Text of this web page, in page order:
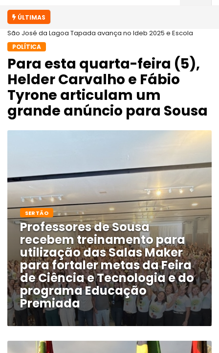
ÚLTIMAS
São José da Lagoa Tapada avança no Ideb 2025 e Escola
Celestino...
POLÍTICA
Para esta quarta-feira (5),
Helder Carvalho e Fábio
Tyrone articulam um
grande anúncio para Sousa
SERTÃO
Professores de Sousa
recebem treinamento para
utilização das Salas Maker
para fortaler metas da Feira
de Ciência e Tecnologia e do
programa Educação
Premiada